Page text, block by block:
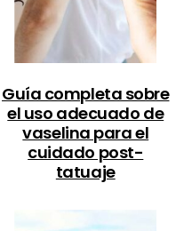
Guía completa sobre
el uso adecuado de
vaselina para el
cuidado post-
tatuaje